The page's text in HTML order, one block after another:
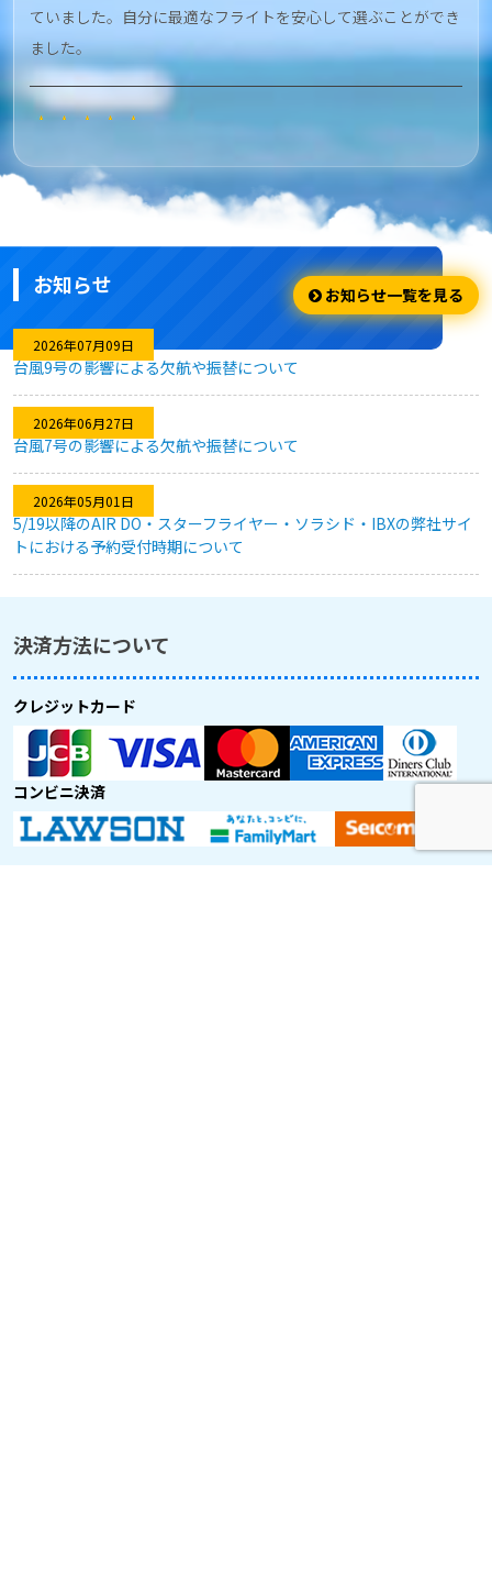
ていました。自分に最適なフライトを安心して選ぶことができ
ました。
★★★★★
安さ・お得
安くてお得に利用出来ました。
★★★★☆
利用のしやすさ
問題なく利用できました。
★★★★★
キャンセル対応
お知らせ お知らせ一覧を見る
2026年07月09日
台風9号の影響による欠航や振替について
2026年06月27日
台風7号の影響による欠航や振替について
2026年05月01日
5/19以降のAIR DO・スターフライヤー・ソラシド・IBXの弊社サイ
トにおける予約受付時期について
決済方法について
クレジットカード
コンビニ決済